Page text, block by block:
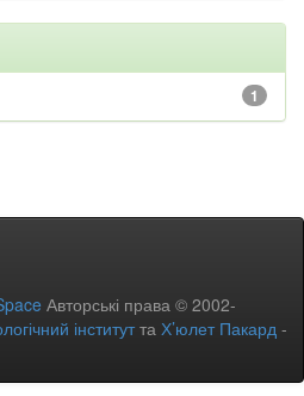
1
Авторські права © 2002-
інститутта Х’юлет Пакард -